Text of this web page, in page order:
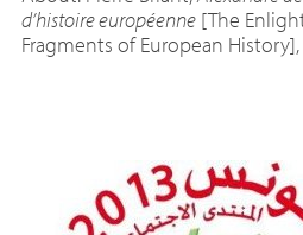
d’histoire européenne[The
Fragments of European